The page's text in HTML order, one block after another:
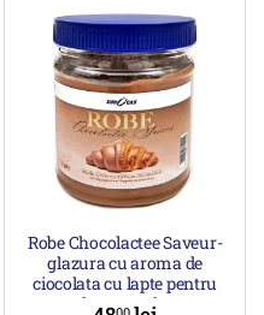
Robe Chocolactee Saveur-
glazura cu aroma de
ciocolata cu lapte pentru
decorare 1kg
00